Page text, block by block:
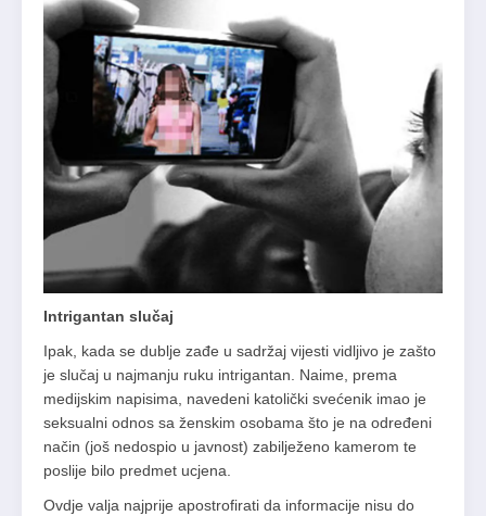
Intrigantan slučaj
Ipak, kada se dublje zađe u sadržaj vijesti vidljivo je zašto
je slučaj u najmanju ruku intrigantan. Naime, prema
medijskim napisima, navedeni katolički svećenik imao je
seksualni odnos sa ženskim osobama što je na određeni
način (još nedospio u javnost) zabilježeno kamerom te
poslije bilo predmet ucjena.
Ovdje valja najprije apostrofirati da informacije nisu do